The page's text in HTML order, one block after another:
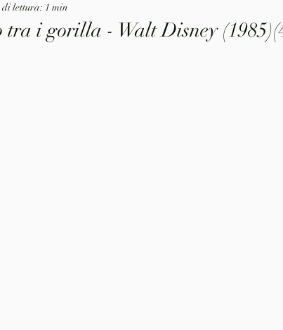
Ragazzi
tra i gorilla - Walt Disney
di lettura: 1 min